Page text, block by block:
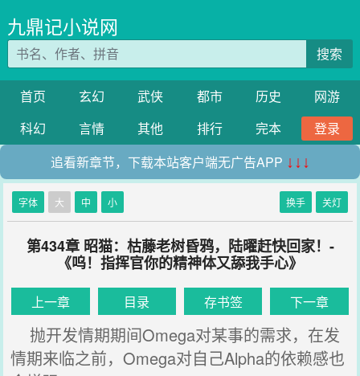
九鼎记小说网
搜索
首页 玄幻 武侠 都市 历史
网游
科幻
言情 其他 排行 完本
登录
追看新章节，下载本站客户端无广告APP ↓↓↓
字体 大 中 小 换手 关灯
第434章 昭猫：枯藤老树昏鸦，陆曜赶快回家！-
《呜！指挥官你的精神体又舔我手心》
上一章 目录 存书签 下一章
抛开发情期期间Omega对某事的需求，在发
情期来临之前，Omega对自己‌Alpha的依赖感也